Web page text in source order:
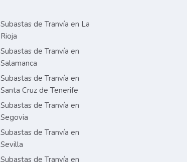
Subastas de Tranvía en La
Rioja
Subastas de Tranvía en
Salamanca
Subastas de Tranvía en
Santa Cruz de Tenerife
Subastas de Tranvía en
Segovia
Subastas de Tranvía en
Sevilla
Subastas de Tranvía en